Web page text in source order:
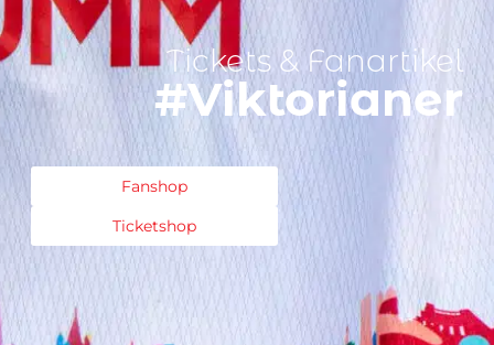
Tickets & Fanartikel
#Viktorianer
Fanshop
Ticketshop